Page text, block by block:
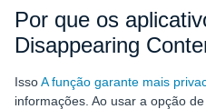
Por que os
Disappearing
IssoA função garante mais
informações. Ao usar a opção